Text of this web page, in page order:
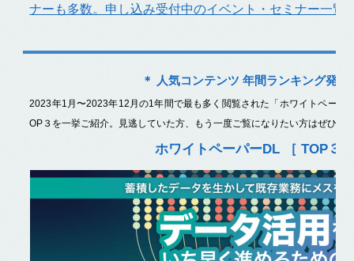
ナーも多数。申し込み受付中のイベント・セミナー一覧
＊ 人気コンテンツ 年間ランキング発
2023年1月〜2023年12月の1年間で最も多く閲覧された「ホワイトペーパ
OP３を一挙ご紹介。見逃していた方、もう一度ご覧になりたい方はぜひチ
ホワイトペーパーDL ［ TOP３］